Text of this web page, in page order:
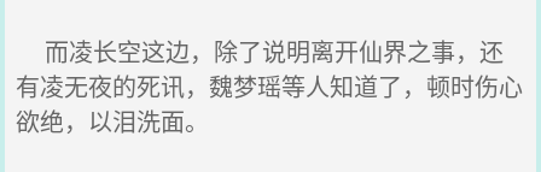
而凌长空这边，除了说明离开仙界之事，还
有凌无夜的死讯，魏梦瑶等人知道了，顿时伤心
欲绝，以泪洗面。